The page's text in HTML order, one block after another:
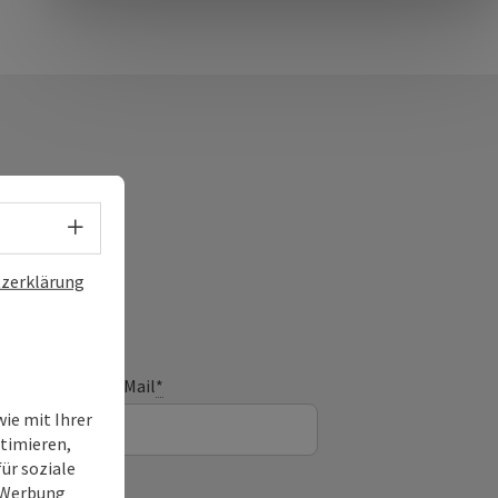
E-Mail*
Sprachwahl - Menü öffnen
mit Ihrer
soziale